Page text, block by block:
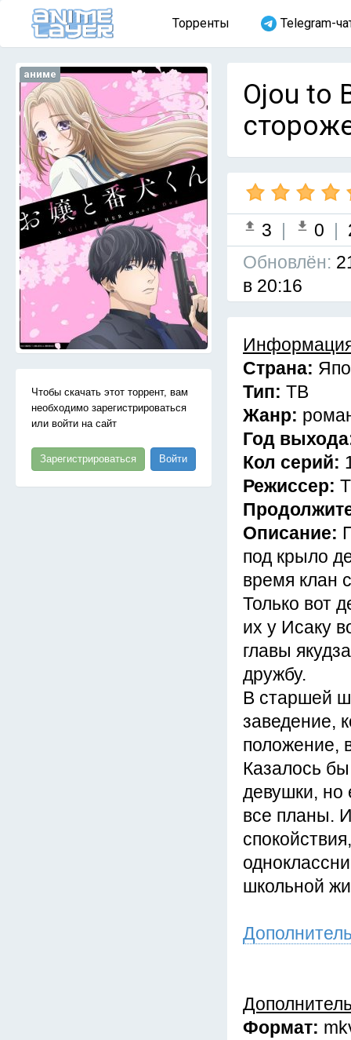
Торренты Telegram-
аниме
Чтобы скачать этот торрент, вам
необходимо зарегистрироваться
или войти на сайт
Зарегистрироваться Войти
Ojou to
3 | 0 |
Обновлён:
в 20:16
Страна:
Тип: ТВ
Жанр:
Год
Кол серий:
Режиссер:
Описание:
под крыло
время клан
Только вот
их у Исаку
главы
дружбу.
В старшей
заведение,
положение,
Казалось
девушки, но
все планы.
школьной
Формат: